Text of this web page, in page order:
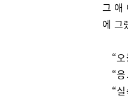
그 애
에 그
“
“
“